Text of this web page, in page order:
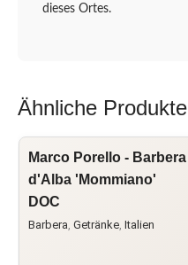
dieses Ortes.
Ähnliche Produkte
Marco Porello - Barbera
d'Alba 'Mommiano'
DOC
Barbera Getränke Italien